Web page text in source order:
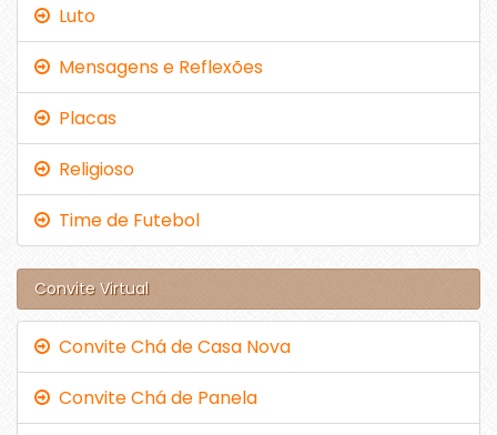
Luto
Mensagens e Reflexões
Placas
Religioso
Time de Futebol
Convite Virtual
Convite Chá de Casa Nova
Convite Chá de Panela